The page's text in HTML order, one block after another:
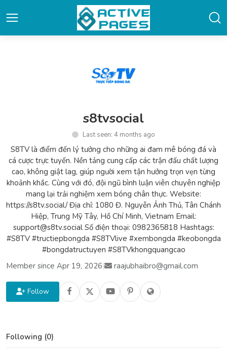
s8tvsocial
Last seen: 4 months ago
S8TV là điểm đến lý tưởng cho những ai đam mê bóng đá và
cá cược trực tuyến. Nền tảng cung cấp các trận đấu chất lượng
cao, không giật lag, giúp người xem tận hưởng trọn vẹn từng
khoảnh khắc. Cùng với đó, đội ngũ bình luận viên chuyên nghiệp
mang lại trải nghiệm xem bóng chân thực. Website:
https://s8tv.social/ Địa chỉ: 1080 Đ. Nguyễn Ảnh Thủ, Tân Chánh
Hiệp, Trung Mỹ Tây, Hồ Chí Minh, Vietnam Email:
support@s8tv.social Số điện thoại: 0982365818 Hashtags:
#S8TV #tructiepbongda #S8TVlive #xembongda #keobongda
#bongdatructuyen #S8TVkhongquangcao
Member since Apr 19, 2026| raajubhaibro@gmail.com
Follow
Following (0)